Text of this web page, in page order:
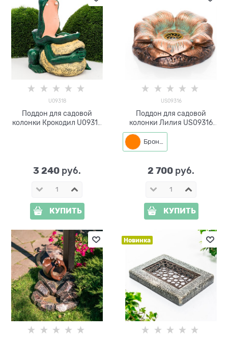
U09318
Поддон для садовой
колонки Крокодил U09318
3 240 руб.
КУПИТЬ
US09316
Поддон для садовой
колонки Лилия US09316
стеклопластик
Бронза
2 700 руб.
КУПИТЬ
Новинка